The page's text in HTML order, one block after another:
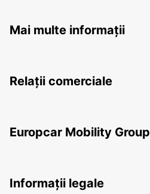
Mai multe informații
Relații comerciale
Europcar Mobility Group
Informații legale